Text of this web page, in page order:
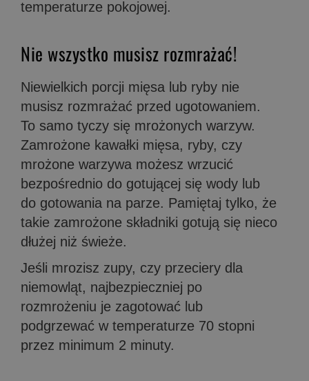
temperaturze pokojowej.
Nie wszystko musisz rozmrażać!
Niewielkich porcji mięsa lub ryby nie
musisz rozmrażać przed ugotowaniem.
To samo tyczy się mrożonych warzyw.
Zamrożone kawałki mięsa, ryby, czy
mrożone warzywa możesz wrzucić
bezpośrednio do gotującej się wody lub
do gotowania na parze. Pamiętaj tylko, że
takie zamrożone składniki gotują się nieco
dłużej niż świeże.
Jeśli mrozisz zupy, czy przeciery dla
niemowląt, najbezpieczniej po
rozmrożeniu je zagotować lub
podgrzewać w temperaturze 70 stopni
przez minimum 2 minuty.